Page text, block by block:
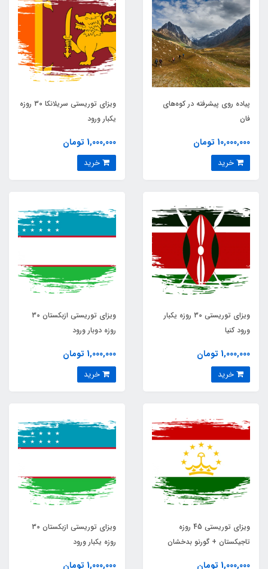
پیاده روی پیشرفته در کوه‌های
فان
10,000,000 تومان
ویزای توریستی سریلانکا 30 روزه
یکبار ورود
1,000,000 تومان
ویزای توریستی 30 روزه یکبار
ورود کنیا
1,000,000 تومان
ویزای توریستی ازبکستان 30
روزه دوبار ورود
1,000,000 تومان
ویزای توریستی 45 روزه
تاجیکستان + گورنو بدخشان
1,000,000 تومان
ویزای توریستی ازبکستان 30
روزه یکبار ورود
1,000,000 تومان